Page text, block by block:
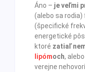
Áno – je veľmi
(alebo sa
(špecifické
energetické
ktoré zatiaľ
lipómoch,
verejne